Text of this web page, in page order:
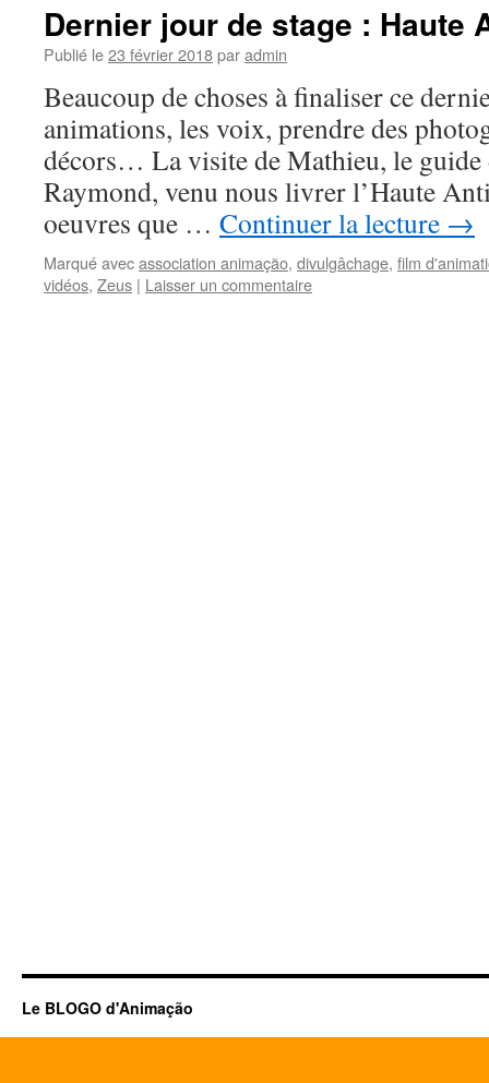
Dernier jour de stage : Haute
Publié le23 février 2018paradmin
Beaucoup de choses à finaliser ce
animations, les voix, prendre des
décors… La visite de Mathieu, le guide
Raymond, venu nous livrer l’Haute
oeuvres que … Continuer la lecture →
Marqué avecassociation animação, divulgâchage, film
vidéos, Zeus | Laisser un commentaire
Le BLOGO d'Animação